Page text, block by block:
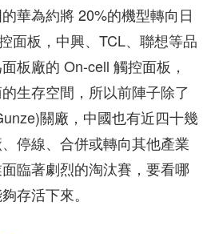
華為約將 20%的機型轉向日
面板，中興、TCL、聯想等品
板廠的 On-cell 觸控面板，
生存空間，所以前陣子除了
關廠，中國也有近四十幾
停線、合併或轉向其他產業
臨著劇烈的淘汰賽，要看哪
存活下來。